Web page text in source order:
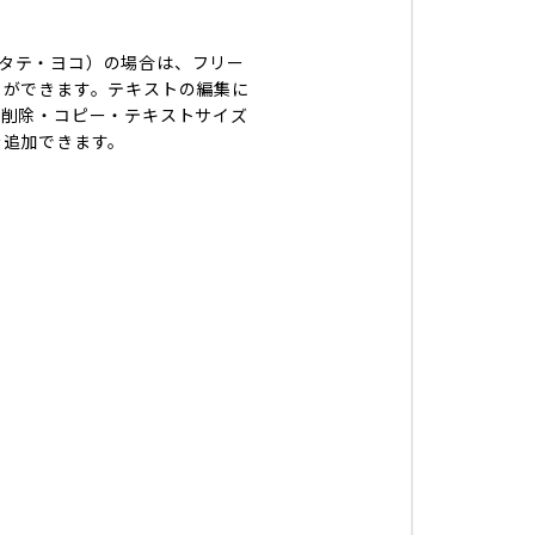
・ヨコ）の場合は、フリー
できます。テキストの編集に
除・コピー・テキストサイズ
加できます。